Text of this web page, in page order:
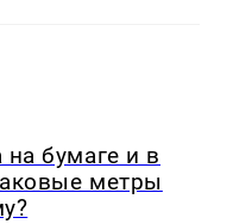
на бумаге и в
метры